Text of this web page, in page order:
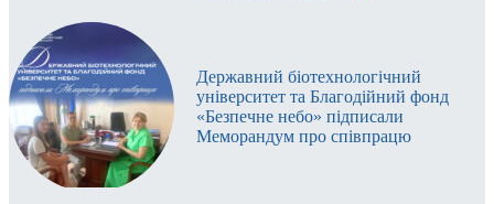
Державний біотехнологічний
університет та Благодійний фонд
«Безпечне небо» підписали
Меморандум про співпрацю